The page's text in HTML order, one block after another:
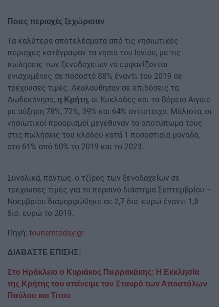
Ποιες περιοχές ξεχώρισαν
Τα καλύτερα αποτελέσματα από τις νησιωτικές
περιοχές κατέγραψαν τα νησιά του Ιονίου, με τις
πωλήσεις των ξενοδοχείων να εμφανίζονται
ενισχυμένες σε ποσοστό 88% έναντι του 2019 σε
τρέχουσες τιμές. Ακολούθησαν σε επιδόσεις τα
Δωδεκάνησα, η Κρήτη, οι Κυκλάδες και το Βόρειο Αιγαίο
με αύξηση 78%, 72%, 39% και 64% αντίστοιχα. Μάλιστα, οι
νησιωτικοί προορισμοί μεγέθυναν το αποτύπωμα τους
στις πωλήσεις του κλάδου κατά 1 ποσοστιαία μονάδα,
στο 61% από 60% το 2019 και το 2023.
Συνολικά, πάντως, ο τζίρος των ξενοδοχείων σε
τρέχουσες τιμές για το περσινό διάστημα Σεπτεμβρίου –
Νοεμβρίου διαμορφώθηκε σε 2,7 δισ. ευρώ έναντι 1,8
δισ. ευρώ το 2019.
Πηγή: tourismtoday.gr
ΔΙΑΒΑΣΤΕ ΕΠΙΣΗΣ:
Στο Ηράκλειο ο Κυριάκος Πιερρακάκης: Η Εκκλησία
της Κρήτης του απένειμε τον Σταυρό των Αποστόλων
Παύλου και Τίτου